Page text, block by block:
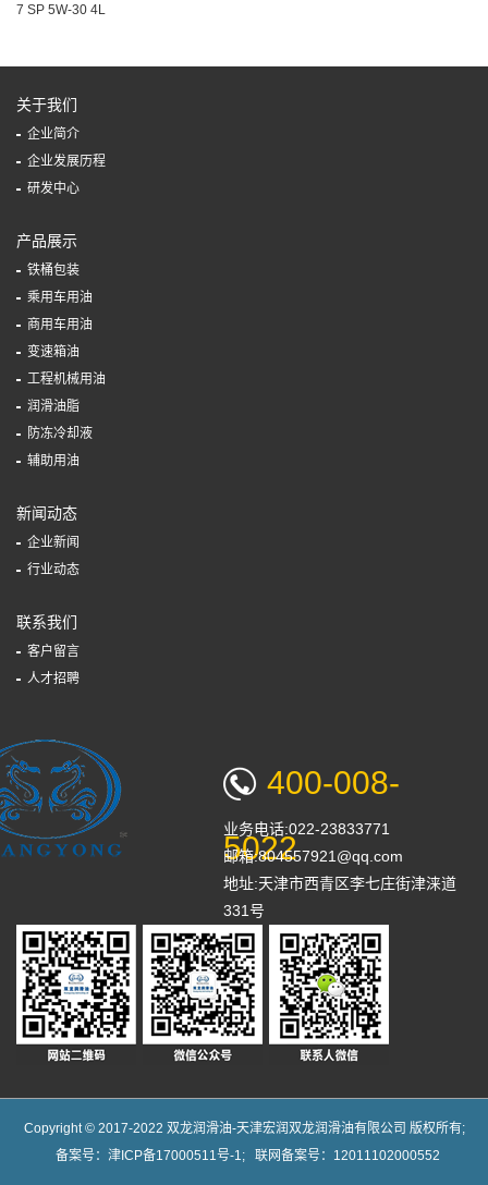
7 SP 5W-30 4L
关于我们
企业简介
企业发展历程
研发中心
产品展示
铁桶包装
乘用车用油
商用车用油
变速箱油
工程机械用油
润滑油脂
防冻冷却液
辅助用油
新闻动态
企业新闻
行业动态
联系我们
客户留言
人才招聘
400-008-
5022
业务电话:022-23833771
邮箱:804557921@qq.com
地址:天津市西青区李七庄街津涞道
331号
Copyright © 2017-2022 双龙润滑油-天津宏润双龙润滑油有限公司 版权所有;
备案号： 津ICP备17000511号-1 ; 联网备案号：12011102000552